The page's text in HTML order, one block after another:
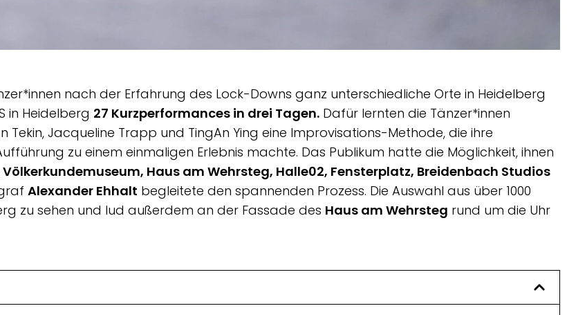
nach der Erfahrung des Lock-Downs ganz unterschiedliche Orte in Heidelberg
in Heidelberg 27 Kurzperformances in drei Tagen. Dafür lernten die Tänzer*innen
Tekin, Jacqueline Trapp und TingAn Ying eine Improvisations-Methode, die ihre
zu einem einmaligen Erlebnis machte. Das Publikum hatte die Möglichkeit, ihnen
Haus am Wehrsteg, Halle02, Fensterplatz, Breidenbach Studios
Alexander Ehhalt begleitete den spannenden Prozess. Die Auswahl aus über 1000
zu sehen und lud außerdem an der Fassade des Haus am Wehrsteg rund um die Uhr